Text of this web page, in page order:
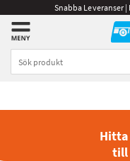
Snabba Leveranser |
Hitta
till